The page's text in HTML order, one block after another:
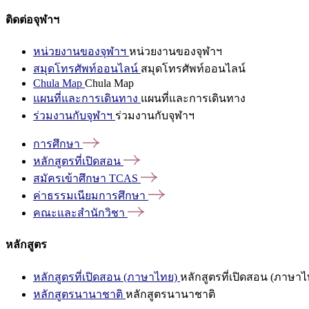
ติดต่อจุฬาฯ
หน่วยงานของจุฬาฯ หน่วยงานของจุฬาฯ
สมุดโทรศัพท์ออนไลน์ สมุดโทรศัพท์ออนไลน์
Chula Map Chula Map
แผนที่และการเดินทาง แผนที่และการเดินทาง
ร่วมงานกับจุฬาฯ ร่วมงานกับจุฬาฯ
การศึกษา
หลักสูตรที่เปิดสอน
สมัครเข้าศึกษา TCAS
ค่าธรรมเนียมการศึกษา
คณะและสำนักวิชา
หลักสูตร
หลักสูตรที่เปิดสอน (ภาษาไทย) หลักสูตรที่เปิดสอน (ภาษาไ
หลักสูตรนานาชาติ หลักสูตรนานาชาติ